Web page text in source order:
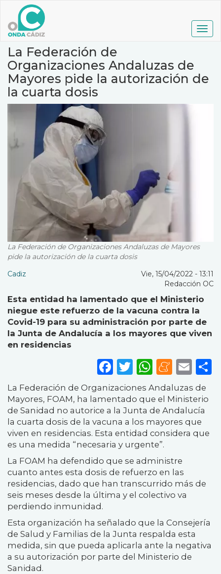
contenido
principal
La Federación de
Organizaciones Andaluzas de
Mayores pide la autorización de
la cuarta dosis
La Federación de Organizaciones Andaluzas de Mayores
pide la autorización de la cuarta dosis
Cadiz
Vie, 15/04/2022 - 13:11
Redacción OC
Esta entidad ha lamentado que el Ministerio
niegue este refuerzo de la vacuna contra la
Covid-19 para su administración por parte de
la Junta de Andalucía a los mayores que viven
en residencias
Facebook
Twitter
La Federación de Organizaciones Andaluzas de
Mayores, FOAM, ha lamentado que el Ministerio
de Sanidad no autorice a la Junta de Andalucía
la cuarta dosis de la vacuna a los mayores que
viven en residencias. Esta entidad considera que
es una medida “necesaria y urgente”.
La FOAM ha defendido que se administre
cuanto antes esta dosis de refuerzo en las
residencias, dado que han transcurrido más de
seis meses desde la última y el colectivo va
perdiendo inmunidad.
Esta organización ha señalado que la Consejería
de Salud y Familias de la Junta respalda esta
medida, sin que pueda aplicarla ante la negativa
a su autorización por parte del Ministerio de
Sanidad.